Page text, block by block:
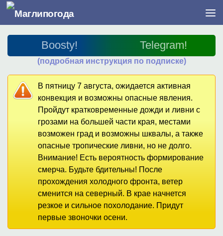
Перейти к содержимому
Boosty! Telegram!
(подробная инструкция по подписке)
В пятницу 7 августа, ожидается активная
конвекция и возможны опасные явления.
Пройдут кратковременные дожди и ливни с
грозами на большей части края, местами
возможен град и возможны шквалы, а также
опасные тропические ливни, но не долго.
Внимание! Есть вероятность формирование
смерча. Будьте бдительны! После
прохождения холодного фронта, ветер
сменится на северный. В крае начнется
резкое и сильное похолодание. Придут
первые звоночки осени.